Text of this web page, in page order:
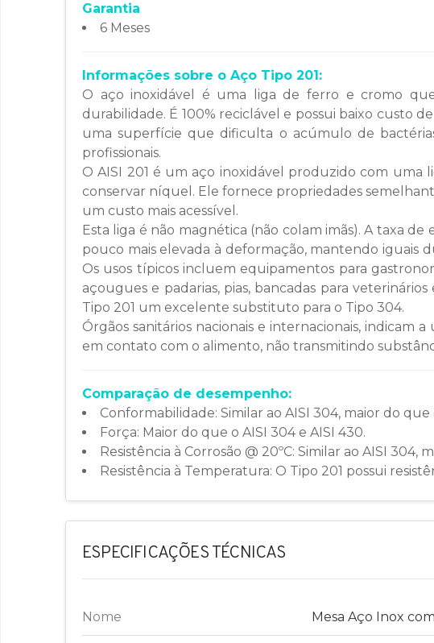
Garantia
6 Meses
Informações sobre o Aço Tipo 201:
O aço inoxidável é uma liga de ferro e cromo
durabilidade. É 100% reciclável e possui baixo custo
uma superfície que dificulta o acúmulo de
profissionais.
O AISI 201 é um aço inoxidável produzido com
conservar níquel. Ele fornece propriedades
um custo mais acessível.
Esta liga é não magnética (não colam imãs). A taxa
pouco mais elevada à deformação, mantendo iguais
Os usos típicos incluem equipamentos para
açougues e padarias, pias, bancadas para
Tipo 201 um excelente substituto para o Tipo 304.
Órgãos sanitários nacionais e internacionais,
em contato com o alimento, não transmitindo
Comparação de desempenho:
Conformabilidade: Similar ao AISI 304, maior do que
Força: Maior do que o AISI 304 e AISI 430.
Resistência à Corrosão @ 20ºC: Similar ao AISI 304,
Resistência à Temperatura: O Tipo 201 possui
ESPECIFICAÇÕES TÉCNICAS
Nome Mesa Aço Inox